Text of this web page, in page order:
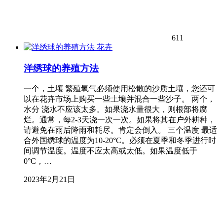
611
花卉
洋绣球的养殖方法
一个，土壤 繁殖氧气必须使用松散的沙质土壤，您还可
以在花卉市场上购买一些土壤并混合一些沙子。 两个，
水分 浇水不应该太多。如果浇水量很大，则根部将腐
烂。通常，每2-3天浇一次一次。如果将其在户外耕种，
请避免在雨后降雨和耗尽。肯定会倒入。 三个温度 最适
合外国绣球的温度为10-20°C。必须在夏季和冬季进行时
间调节温度。温度不应太高或太低。如果温度低于
0°C，…
2023年2月21日